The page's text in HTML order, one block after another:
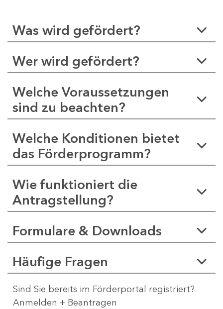
Was wird gefördert?
Wer wird gefördert?
Welche Voraussetzungen
sind zu beachten?
Welche Konditionen bietet
das Förderprogramm?
Wie funktioniert die
Antragstellung?
Formulare & Downloads
Häufige Fragen
Sind Sie bereits im Förderportal registriert?
Anmelden + Beantragen